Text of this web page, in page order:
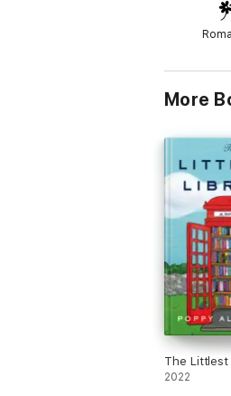
Jules
los
Que
More
The Littlest
2022